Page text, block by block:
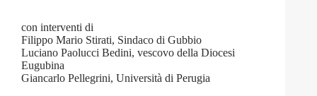
con interventi di
Filippo Mario Stirati, Sindaco di Gubbio
Luciano Paolucci Bedini, vescovo della Diocesi
Eugubina
Giancarlo Pellegrini, Università di Perugia